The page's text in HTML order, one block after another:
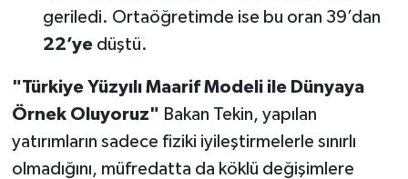
geriledi. Ortaöğretimde ise bu oran 39’dan
22’yedüştü.
"Türkiye Yüzyılı Maarif Modeli ile Dünyaya
Örnek Oluyoruz" Bakan Tekin, yapılan
yatırımların sadece fiziki iyileştirmelerle sınırlı
olmadığını, müfredatta da köklü değişimlere